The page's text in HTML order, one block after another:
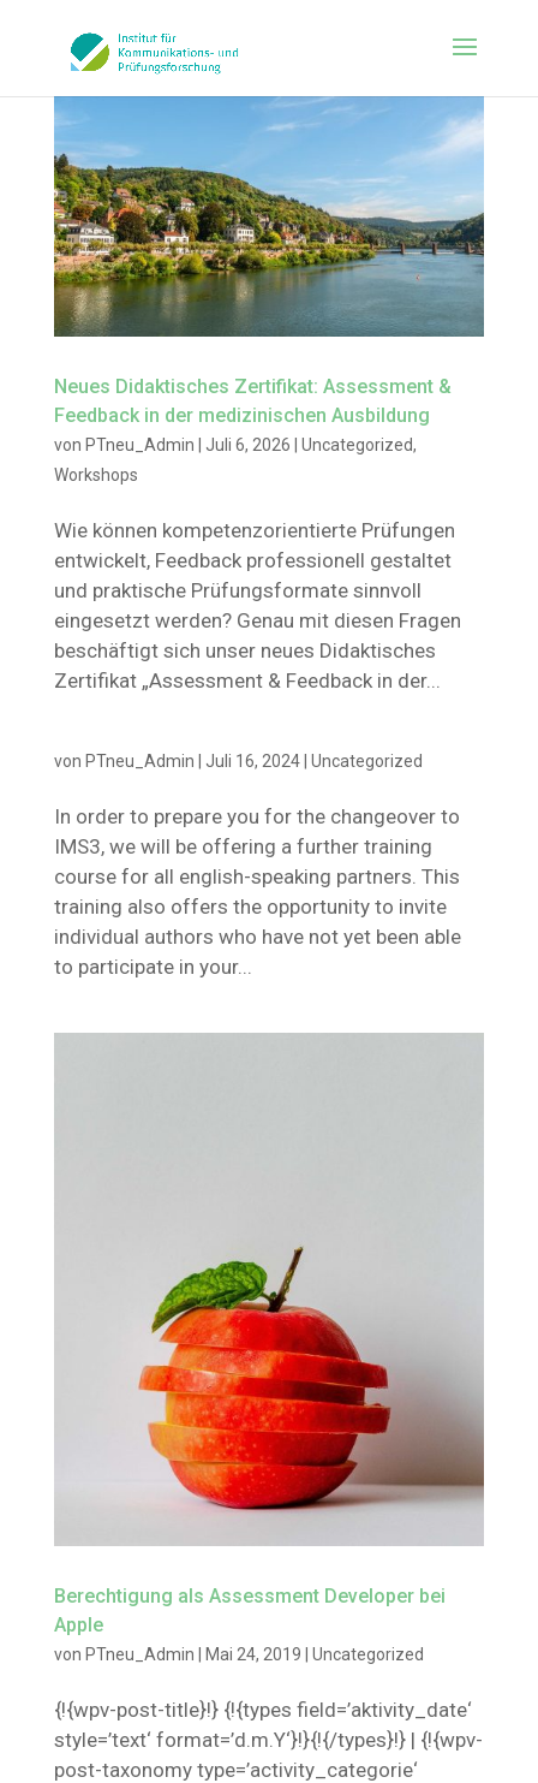
Neues Didaktisches Zertifikat: Assessment &
Feedback in der medizinischen Ausbildung
von PTneu_Admin | Juli 6, 2026 | Uncategorized,
Workshops
Wie können kompetenzorientierte Prüfungen
entwickelt, Feedback professionell gestaltet
und praktische Prüfungsformate sinnvoll
eingesetzt werden? Genau mit diesen Fragen
beschäftigt sich unser neues Didaktisches
Zertifikat „Assessment & Feedback in der...
von PTneu_Admin | Juli 16, 2024| Uncategorized
In order to prepare you for the changeover to
IMS3, we will be offering a further training
course for all english-speaking partners. This
training also offers the opportunity to invite
individual authors who have not yet been able
to participate in your...
Berechtigung als Assessment Developer bei
Apple
von PTneu_Admin Mai 24, 2019 Uncategorized
{!{wpv-post-title}!} {!{types field=’aktivity_date‘
style=’text‘ format=’d.m.Y‘}!}{!{/types}!} | {!{wpv-
post-taxonomy type=’activity_categorie‘